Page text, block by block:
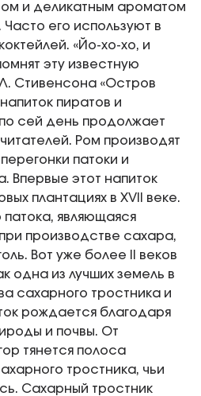
и деликатным ароматом
его используют в
«Йо-хо-хо, и
эту известную
Стивенсона «Остров
пиратов и
сей день продолжает
Ром производят
патоки и
Впервые этот напиток
плантациях в XVII веке.
являющаяся
производстве сахара,
Вот уже более II веков
одна из лучших земель в
сахарного тростника и
рождается благодаря
и почвы. От
тянется полоса
тростника, чьи
Сахарный тростник